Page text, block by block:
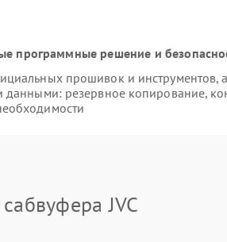
программные решение и
прошивок и инструментов,
данными: резервное копирование,
JVC